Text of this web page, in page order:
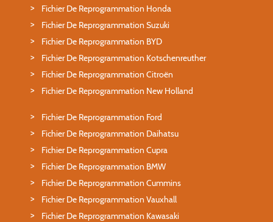
Fichier De Reprogrammation Honda
Fichier De Reprogrammation Suzuki
Fichier De Reprogrammation BYD
Fichier De Reprogrammation Kotschenreuther
Fichier De Reprogrammation Citroën
Fichier De Reprogrammation New Holland
Fichier De Reprogrammation Ford
Fichier De Reprogrammation Daihatsu
Fichier De Reprogrammation Cupra
Fichier De Reprogrammation BMW
Fichier De Reprogrammation Cummins
Fichier De Reprogrammation Vauxhall
Fichier De Reprogrammation Kawasaki